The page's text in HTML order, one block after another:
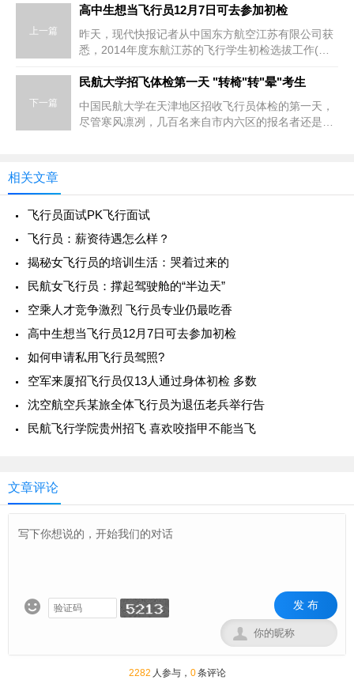
上一篇
高中生想当飞行员12月7日可去参加初检
昨天，现代快报记者从中国东方航空江苏有限公司获
悉，2014年度东航江苏的飞行学生初检选拔工作(南
苏2014年计划在江苏省南
下一篇
民航大学招飞体检第一天 "转椅"转"晕"考生
中国民航大学在天津地区招收飞行员体检的第一天，
尽管寒风凛冽，几百名来自市内六区的报名者还是一
相关文章
飞行员面试PK飞行面试
飞行员：薪资待遇怎么样？
揭秘女飞行员的培训生活：哭着过来的
民航女飞行员：撑起驾驶舱的“半边天”
空乘人才竞争激烈 飞行员专业仍最吃香
高中生想当飞行员12月7日可去参加初检
如何申请私用飞行员驾照?
空军来厦招飞行员仅13人通过身体初检 多数
沈空航空兵某旅全体飞行员为退伍老兵举行告
民航飞行学院贵州招飞 喜欢咬指甲不能当飞
文章评论
 发 布

2282 人参与， 0条评论